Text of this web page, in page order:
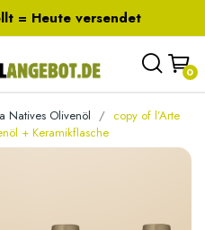
= Heute versendet
0
Natives Olivenöl
copy of l’Arte
+ Keramikflasche